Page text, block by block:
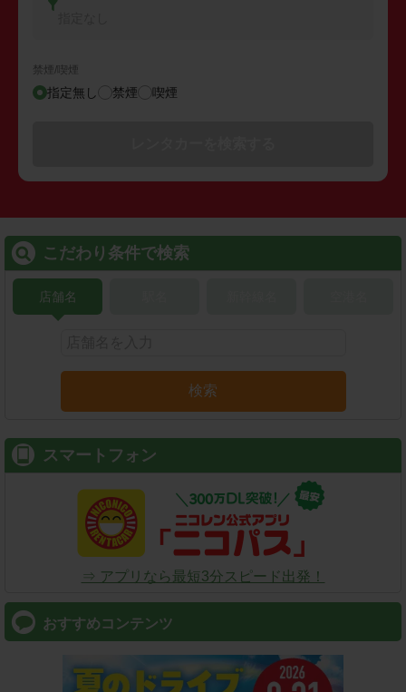
禁煙/喫煙
指定無し 禁煙 喫煙
こだわり条件で検索
店舗名
検索
スマートフォン
⇒ アプリなら最短3分スピード出発！
おすすめコンテンツ